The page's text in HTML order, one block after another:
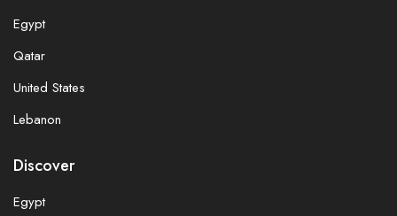
Egypt
Qatar
United States
Lebanon
Discover
Egypt